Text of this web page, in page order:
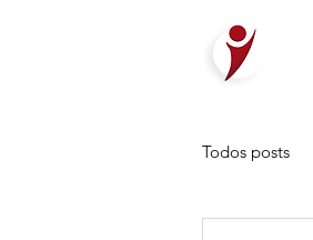
Todos posts